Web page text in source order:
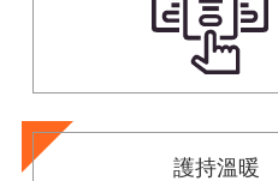
護持溫暖